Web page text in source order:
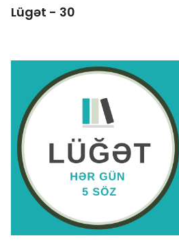
Lügət - 30